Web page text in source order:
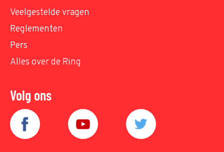
Veelgestelde vragen
Reglementen
Pers
Alles over de Ring
Volg ons